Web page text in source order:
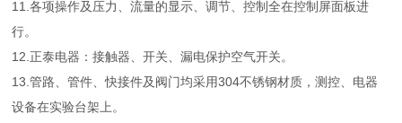
11.各项操作及压力、流量的显示、调节、控制全在控制屏面板进
行。
12.正泰电器：接触器、开关、漏电保护空气开关。
13.管路、管件、快接件及阀门均采用304不锈钢材质，测控、电器
设备在实验台架上。